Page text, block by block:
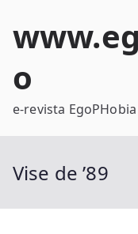
o
e-revista
Vise de ’89